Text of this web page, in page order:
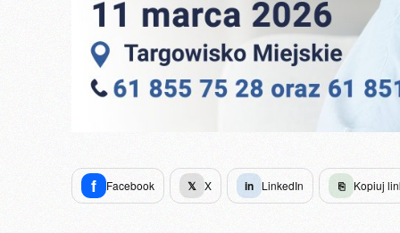
f Facebook 𝕏 X in LinkedIn ⎘ Kopiuj